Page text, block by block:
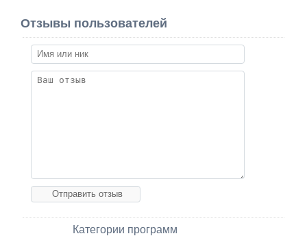
Отзывы пользователей
Категории программ